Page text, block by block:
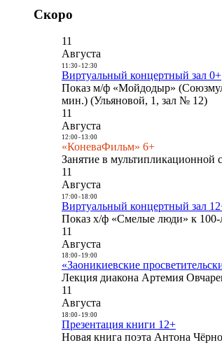
Скоро
11
Августа
11:30- 12:30
Виртуальный концертный зал 0+
Показ м/ф «Мойдодыр»
мин.) (Ульяновой, 1, зал № 12)
11
Августа
12:00- 13:00
«КоневаФильм» 6+
Занятие в мультипликационной
11
Августа
17:00- 18:00
Виртуальный концертный зал
Показ х/ф «Смелые люди» к 100-
11
Августа
18:00- 19:00
«Заоникиевские
Лекция диакона Артемия
11
Августа
18:00- 19:00
Презентация книги 12+
Новая книга поэта Антона